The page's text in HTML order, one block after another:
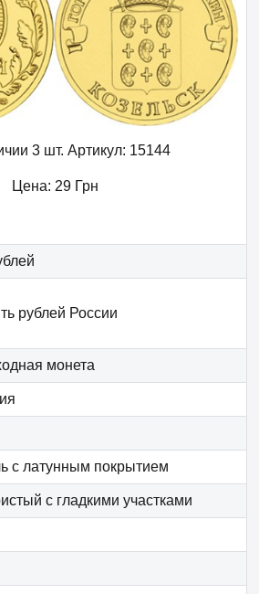
3 шт. Артикул: 15144
Цена: 29 Грн
рублей России
монета
с латунным покрытием
с гладкими участками